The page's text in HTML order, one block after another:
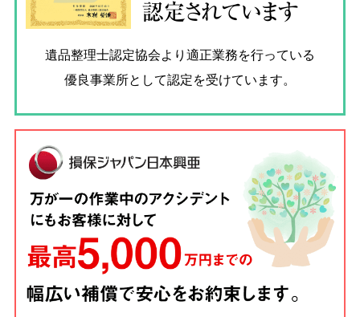
認定されています
遺品整理士認定協会より適正業務を行っている
優良事業所として認定を受けています。